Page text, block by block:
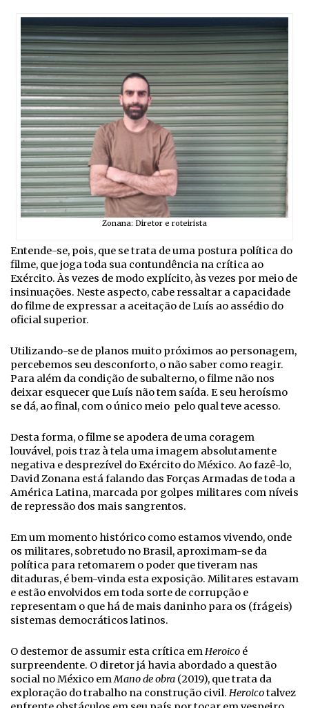
Zonana: Diretor e roteirista
Entende-se, pois, que se trata de uma postura política do
filme, que joga toda sua contundência na crítica ao
Exército. Às vezes de modo explícito, às vezes por meio de
insinuações. Neste aspecto, cabe ressaltar a capacidade
do filme de expressar a aceitação de Luís ao assédio do
oficial superior.
Utilizando-se de planos muito próximos ao personagem,
percebemos seu desconforto, o não saber como reagir.
Para além da condição de subalterno, o filme não nos
deixar esquecer que Luís não tem saída. E seu heroísmo
se dá, ao final, com o único meio pelo qual teve acesso.
Desta forma, o filme se apodera de uma coragem
louvável, pois traz à tela uma imagem absolutamente
negativa e desprezível do Exército do México. Ao fazê-lo,
David Zonana está falando das Forças Armadas de toda a
América Latina, marcada por golpes militares com níveis
de repressão dos mais sangrentos.
Em um momento histórico como estamos vivendo, onde
os militares, sobretudo no Brasil, aproximam-se da
política para retomarem o poder que tiveram nas
ditaduras, é bem-vinda esta exposição. Militares estavam
e estão envolvidos em toda sorte de corrupção e
representam o que há de mais daninho para os (frágeis)
sistemas democráticos latinos.
O destemor de assumir esta crítica emHeroico é
surpreendente. O diretor já havia abordado a questão
social no México emMano de obra (2019), que trata da
exploração do trabalho na construção civil. Heroicotalvez